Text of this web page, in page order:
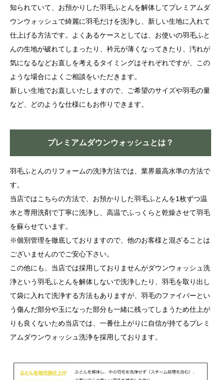
知られていて、お預かりした羽毛ふとんを解体してプレミアムダ
ウンウォッシュで綺麗に羽毛だけを洗浄し、新しい生地に入れて
仕上げる方法です。よくあるケースとしては、お使いの羽毛ふと
んの生地が破れてしまったり、衿元が薄くなってきたり、汚れが
気になるなどお直しを考えるタイミングはそれぞれですが、この
ような場合によくご相談をいただきます。
新しい生地でお直しいたしますので、ご希望のサイズや羽毛の量
など、どのような仕様にもお作りできます。
プレミアムダウンウォッシュとは？
羽毛ふとんのリフォームの洗浄方法では、業界最高水準の方法で
す。
当店ではこちらの方法で、お預かりした羽毛ふとんを1枚ずつ温
水と専用洗剤で丁寧に洗浄し、高温でふっくらと乾燥させて羽毛
を蘇らせています。
※個別管理を徹底しておりますので、他のお客様と混ざることは
ございませんのでご安心下さい。
この他にも、当店では採用しておりませんがダウンウォッシュ洗
浄という羽毛ふとんを解体しないで洗浄したり、羽毛を取り出し
て袋に入れて洗浄する方法もありますが、羽毛のファイバーとい
う傷んだ部分や玉になった部分も一緒に残ってしまうため仕上が
りも良くないため当店では、一番仕上がりに自信が持てるプレミ
アムダウンウォッシュ洗浄を採用しております。